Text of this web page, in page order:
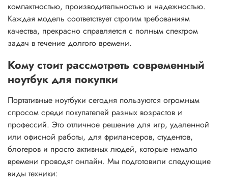
компактностью, производительностью и надежностью.
Каждая модель соответствует строгим требованиям
качества, прекрасно справляется с полным спектром
задач в течение долгого времени.
Кому стоит рассмотреть современный
ноутбук для покупки
Портативные ноутбуки сегодня пользуются огромным
спросом среди покупателей разных возрастов и
профессий. Это отличное решение для игр, удаленной
или офисной работы, для фрилансеров, студентов,
блогеров и просто активных людей, которые немало
времени проводят онлайн. Мы подготовили следующие
виды техники: